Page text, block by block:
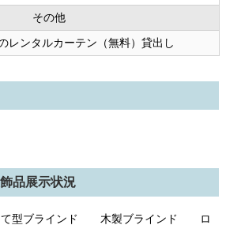
その他
レンタルカーテン（無料）貸出し
品展示状況
型ブラインド 木製ブラインド ロ